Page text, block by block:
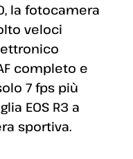
la fotocamera
veloci
completo e
7 fps più
EOS R3 a
sportiva.